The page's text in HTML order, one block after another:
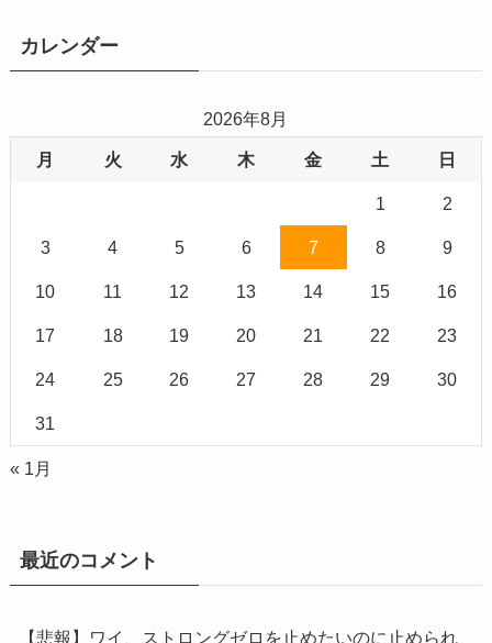
ブカレンダー
2026年8月
月 火 水 木 金 土 日
1 2
3 4 5 6 7 8 9
10 11 12 13 14 15 16
17 18 19 20 21 22 23
24 25 26 27 28 29 30
31
« 1月
最近のコメント
【悲報】ワイ、ストロングゼロを止めたいのに止められ